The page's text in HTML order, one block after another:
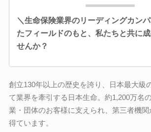
＼生命保険業界のリーディングカン
たフィールドのもと、私たちと共に
せんか？
創立130年以上の歴史を誇り、日本最大級
て業界を牽引する日本生命。約1,200万名
業・団体のお客様に支えられ、第三者機
得ています。